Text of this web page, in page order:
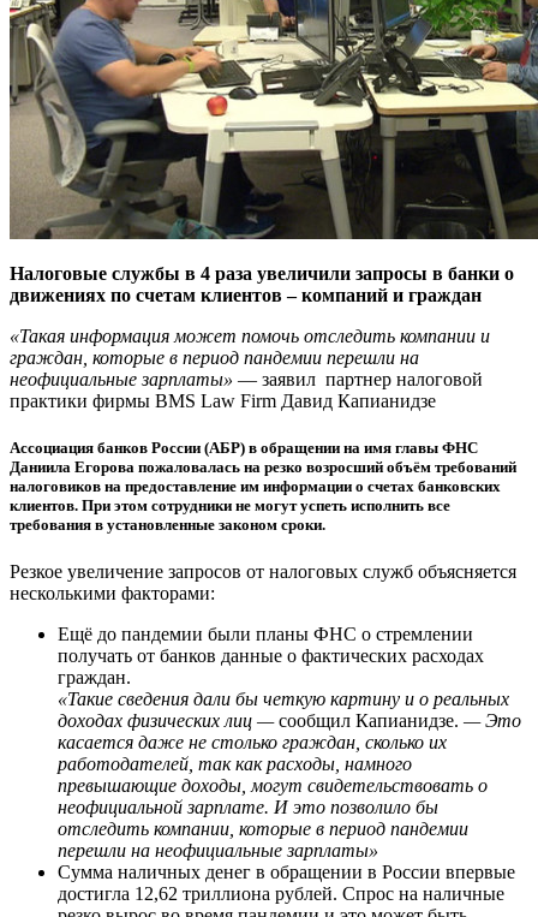
Налоговые службы в 4 раза увеличили запросы в банки о
движениях по счетам клиентов – компаний и граждан
«Такая информация может помочь отследить компании и
граждан, которые в период пандемии перешли на
неофициальные зарплаты» — заявил партнер налоговой
практики фирмы BMS Law Firm Давид Капианидзе
Ассоциация банков России (АБР) в обращении на имя главы ФНС
Даниила Егорова пожаловалась на резко возросший объём требований
налоговиков на предоставление им информации о счетах банковских
клиентов. При этом сотрудники не могут успеть исполнить все
требования в установленные законом сроки.
Резкое увеличение запросов от налоговых служб объясняется
несколькими факторами:
Ещё до пандемии были планы ФНС о стремлении
получать от банков данные о фактических расходах
граждан.
«Такие сведения дали бы четкую картину и о реальных
доходах физических лиц —сообщил Капианидзе. — Это
касается даже не столько граждан, сколько их
работодателей, так как расходы, намного
превышающие доходы, могут свидетельствовать о
неофициальной зарплате. И это позволило бы
отследить компании, которые в период пандемии
перешли на неофициальные зарплаты»
Сумма наличных денег в обращении в России впервые
достигла 12,62 триллиона рублей. Спрос на наличные